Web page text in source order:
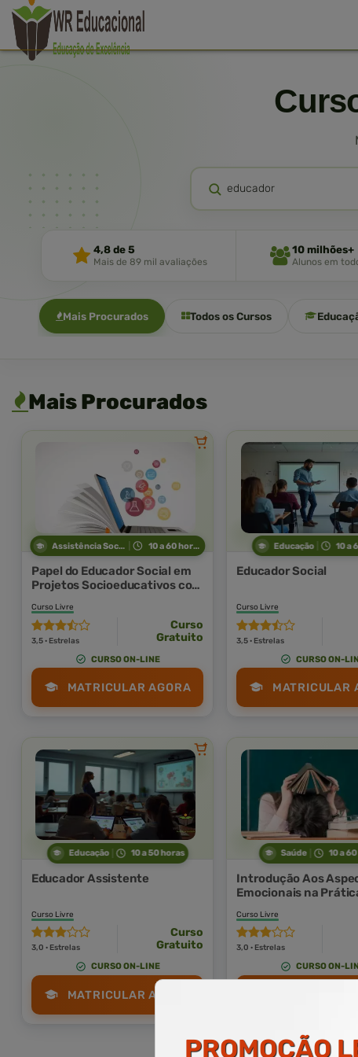
4,8 de 5
Mais de 89 mil avaliações
10 milhões+
Alunos em
Mais Procurados Todos os Cursos
Mais Procurados
Assistência Social 10 a 60 horas
Papel do Educador Social em
Projetos Socioeducativos com
Curso Livre
3,5 · Estrelas
Curso
Gratuito
CURSO ON-LINE
MATRICULAR AGORA
Educação 10 a
Educador Social
Curso Livre
3,5 · Estrelas
CURSO ON-
MATRICULAR
Educação 10 a 50 horas
Educador Assistente
Curso Livre
3,0 · Estrelas
Curso
Gratuito
CURSO ON-LINE
MATRICULAR AGORA
Saúde 10 a
Introdução Aos
Emocionais na
Curso Livre
3,0 · Estrelas
CURSO ON-
PROMOÇÃO